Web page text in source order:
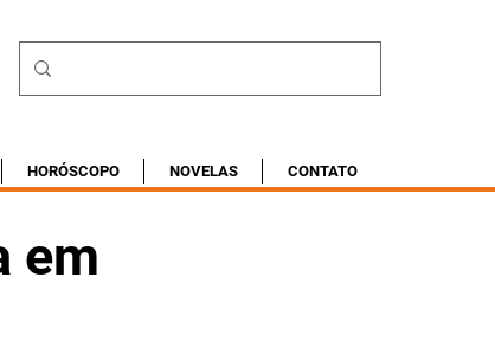
HORÓSCOPO NOVELAS CONTATO
em